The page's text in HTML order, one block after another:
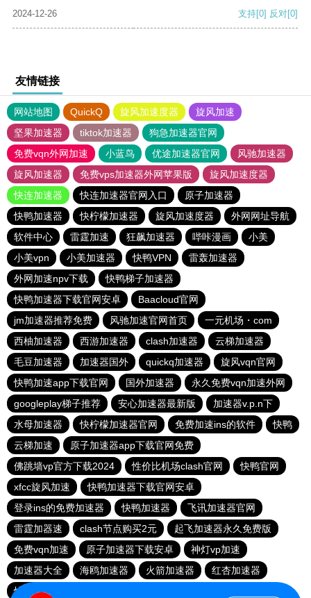
2024-12-26
支持[0] 反对[0]
友情链接
网站地图 QuickQ 旋风加速度器
旋风加速
坚果加速器
tiktok加速器
狗急加速器官网
免费vqn外网加速
小蓝鸟 优途加速器官网
风驰加速器
旋风加速器
免费vps加速器外网苹果版
旋风加速度器
快连加速器
快连加速器官网入口
原子加速器
快鸭加速器
快柠檬加速器 旋风加速度器
外网网址导航
软件中心
雷霆加速 狂飙加速器 哔咔漫画
小美
小美vpn
小美加速器 快鸭VPN
雷轰加速器
外网加速npv下载
快鸭梯子加速器
快鸭加速器下载官网安卓
Baacloud官网
jm加速器推荐免费
风驰加速官网首页
一元机场・com
西柚加速器
西游加速器 clash加速器
云梯加速器
毛豆加速器
加速器国外 quickq加速器
旋风vqn官网
快鸭加速app下载官网
国外加速器
永久免费vqn加速外网
googleplay梯子推荐
安心加速器最新版
加速器v.p.n下
水母加速器
快柠檬加速器官网 免费加速ins的软件
快鸭
云梯加速
原子加速器app下载官网免费
佛跳墙vp官方下载2024
性价比机场clash官网
快鸭官网
xfcc旋风加速
快鸭加速器下载官网安卓
登录ins的免费加速器
快鸭加速器
飞讯加速器官网
雷霆加器速
clash节点购买2元
起飞加速器永久免费版
免费vqn加速
原子加速器下载安卓
神灯vp加速
加速器大全
海鸥加速器 火箭加速器
红杏加速器
快鸭加速器app下载免费